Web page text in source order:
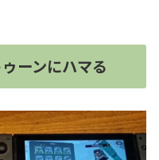
ーンにハマる